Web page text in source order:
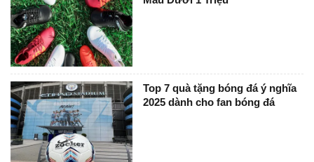
Top 7 quà tặng bóng đá ý nghĩa
2025 dành cho fan bóng đá